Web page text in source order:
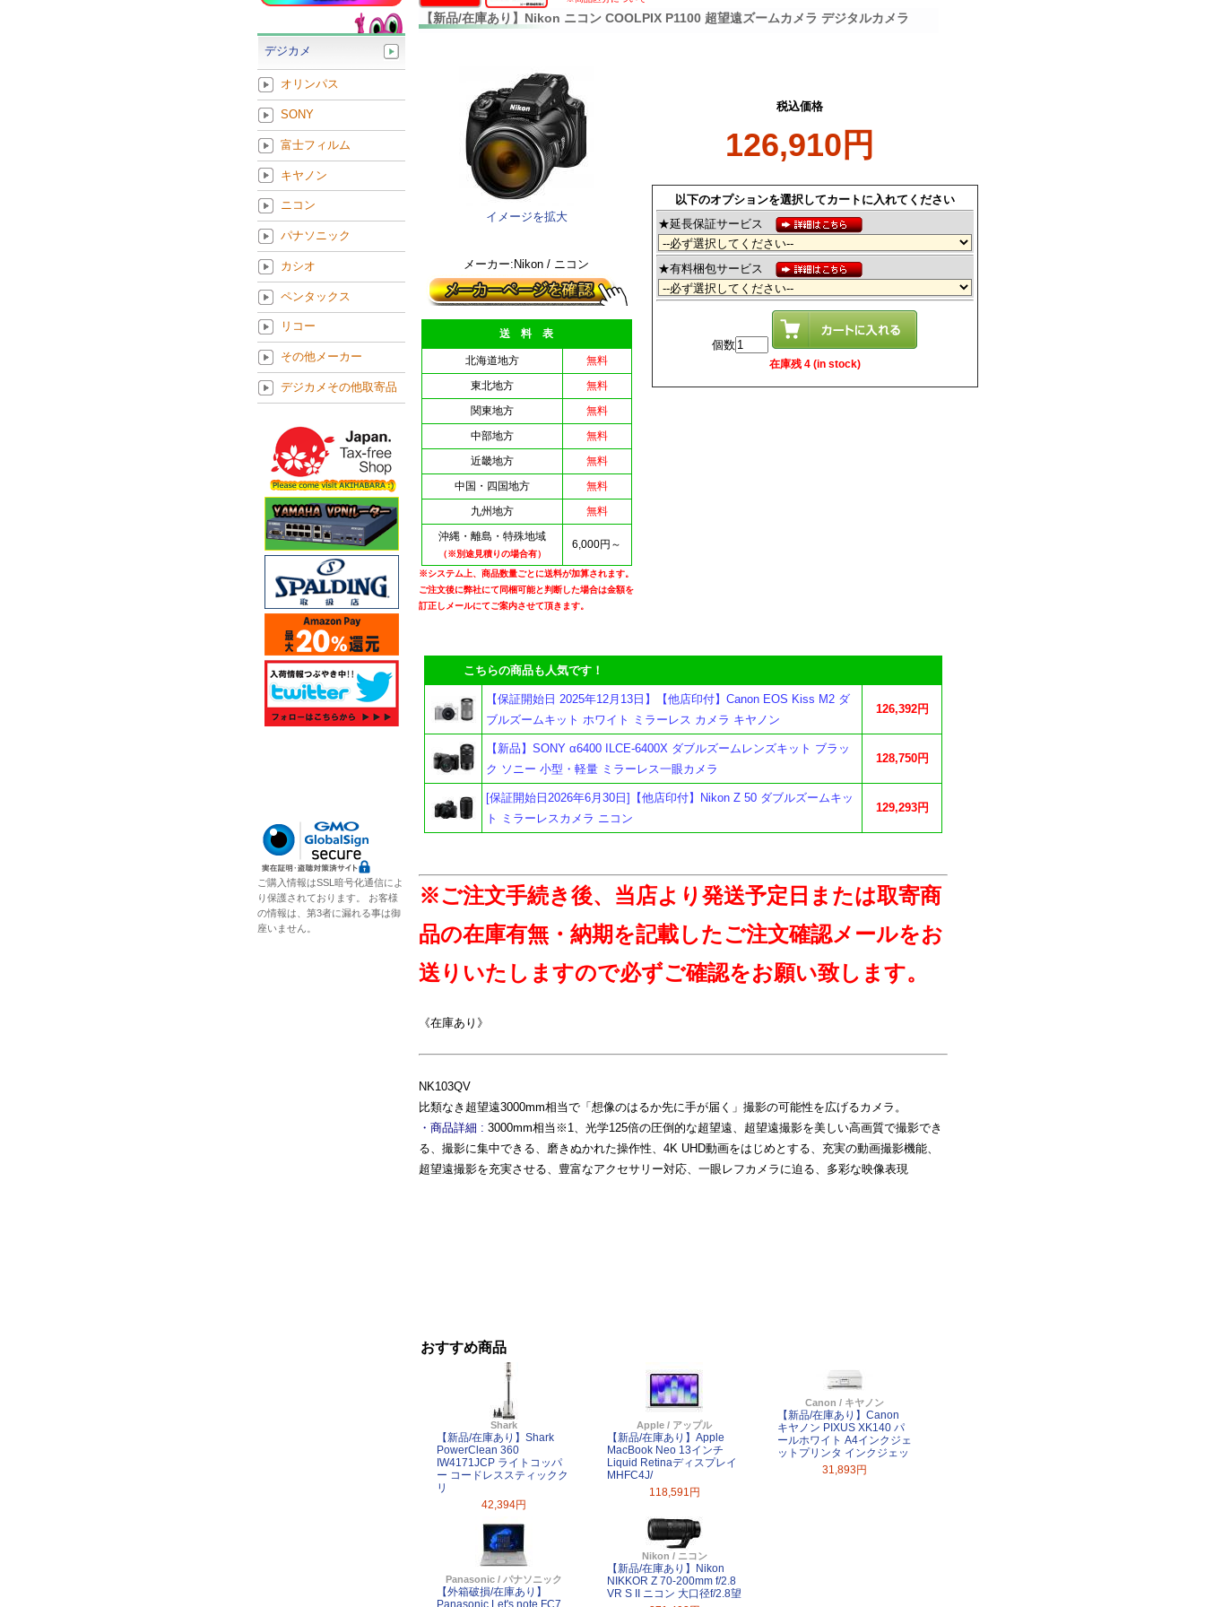
【新品/在庫あり】Nikon ニコン COOLPIX P1100 超望遠ズームカメラ デジタルカメラ
イメージを拡大
メーカー:Nikon / ニコン
送 料 表
北海道地方
無料
東北地方
無料
関東地方
無料
中部地方
無料
近畿地方
無料
中国・四国地方
無料
九州地方
無料
沖縄・離島・特殊地域
（※別途見積りの場合有）
6,000円～
※システム上、商品数量ごとに送料が加算されます。
ご注文後に弊社にて同梱可能と判断した場合は金額を
訂正しメールにてご案内させて頂きます。
税込価格
126,910円
以下のオプションを選択してカートに入れてください
★延長保証サービス
★有料梱包サービス
個数
在庫残 4 (in stock)
こちらの商品も人気です！
【保証開始日 2025年12月13日】【他店印付】Canon EOS Kiss M2 ダ
ブルズームキット ホワイト ミラーレス カメラ キヤノン
126,392円
【新品】SONY α6400 ILCE-6400X ダブルズームレンズキット ブラッ
ク ソニー 小型・軽量 ミラーレス一眼カメラ
128,750円
[保証開始日2026年6月30日]【他店印付】Nikon Z 50 ダブルズームキッ
ト ミラーレスカメラ ニコン
129,293円
※ご注文手続き後、当店より発送予定日または取寄商
品の在庫有無・納期を記載したご注文確認メールをお
送りいたしますので必ずご確認をお願い致します。
《在庫あり》
NK103QV
比類なき超望遠3000mm相当で「想像のはるか先に手が届く」撮影の可能性を広げるカメラ。
・商品詳細 : 3000mm相当※1、光学125倍の圧倒的な超望遠、超望遠撮影を美しい高画質で撮影でき
る、撮影に集中できる、磨きぬかれた操作性、4K UHD動画をはじめとする、充実の動画撮影機能、
超望遠撮影を充実させる、豊富なアクセサリー対応、一眼レフカメラに迫る、多彩な映像表現
おすすめ商品
Shark
【新品/在庫あり】Shark
PowerClean 360
IW4171JCP ライトコッパ
ー コードレススティックク
リ
42,394円
Apple / アップル
【新品/在庫あり】Apple
MacBook Neo 13インチ
Liquid Retinaディスプレイ
MHFC4J/
118,591円
Canon / キヤノン
【新品/在庫あり】Canon
キヤノン PIXUS XK140 パ
ールホワイト A4インクジェ
ットプリンタ インクジェッ
31,893円
Panasonic / パナソニック
【外箱破損/在庫あり】
Panasonic Let's note FC7
Nikon / ニコン
【新品/在庫あり】Nikon
NIKKOR Z 70-200mm f/2.8
VR S II ニコン 大口径f/2.8望
デジカメ
オリンパス
SONY
富士フィルム
キヤノン
ニコン
パナソニック
カシオ
ペンタックス
リコー
その他メーカー
デジカメその他取寄品
ご購入情報はSSL暗号化通信によ
り保護されております。 お客様
の情報は、第3者に漏れる事は御
座いません。